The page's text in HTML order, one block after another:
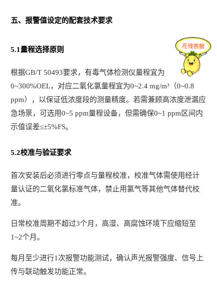
五、报警值设定的配套技术要求
5.1量程选择原则
根据GB/T 50493要求，有毒气体检测仪量程宜为
0~300%OEL，对应二氧化氯量程宜为0~2.4 mg/m³（0~0.8
ppm），以保证低浓度段的测量精度。若需兼顾高浓度泄漏应
急场景，可选用0~5 ppm量程设备，但需确保0~1 ppm区间内
示值误差≤±5%FS。
5.2校准与验证要求
首次安装后必须进行零点与量程校准，校准气体需使用经计
量认证的二氧化氯标准气体，禁止用氯气等其他气体替代校
准。
日常校准周期不超过3个月，高湿、高腐蚀环境下应缩短至
1~2个月。
每月至少进行1次报警功能测试，确认声光报警强度、信号上
传与联动触发功能正常。